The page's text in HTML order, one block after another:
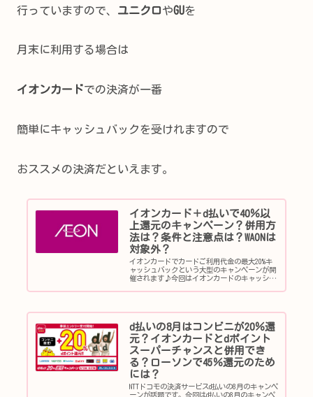
行っていますので、 ユニクロやGUを
月末に利用する場合は
イオンカードでの決済が一番
簡単にキャッシュバックを受けれますので
おススメの決済だといえます。
イオンカード＋d払いで40％以
上還元のキャンペーン？併用方
法は？条件と注意点は？WAONは
対象外？
イオンカードでカードご利用代金の最大20%キ
ャッシュバックという大型のキャンペーンが開
催されます♪今回はイオンカードのキャッシュ
d払いの8月はコンビニが20％還
元？イオンカードとdポイント
スーパーチャンスと併用でき
る？ローソンで45％還元のため
には？
NTTドコモの決済サービスd払いの8月のキャンペ
ーンが話題です。今回はd払いの8月のキャンペ